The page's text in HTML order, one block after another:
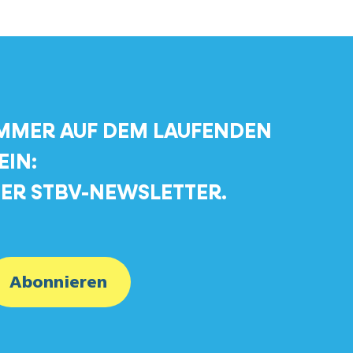
AUF DEM LAUFENDEN
STBV-NEWSLETTER.
Abonnieren